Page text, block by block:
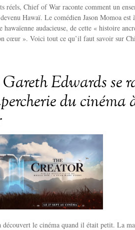
réels, Chief of War raconte comment un
Hawaï. Le comédien Jason Momoa est
hawaïenne audacieuse, de cette « histoire
cœur ». Voici tout ce qu’il faut savoir sur
Edwards se
du cinéma
découvert le cinéma quand il était petit. La